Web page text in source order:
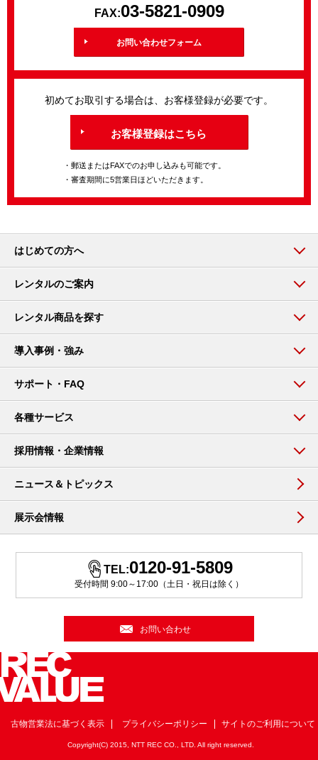
FAX:03-5821-0909
お問い合わせフォーム
初めてお取引する場合は、お客様登録が必要です。
お客様登録はこちら
・郵送またはFAXでのお申し込みも可能です。
・審査期間に5営業日ほどいただきます。
はじめての方へ
レンタルのご案内
レンタル商品を探す
導入事例・強み
サポート・FAQ
各種サービス
採用情報・企業情報
ニュース＆トピックス
展示会情報
TEL:0120-91-5809
受付時間 9:00～17:00（土日・祝日は除く）
お問い合わせ
古物営業法に基づく表示 プライバシーポリシー サイトのご利用について
Copyright(C) 2015, NTT REC CO., LTD. All right reserved.